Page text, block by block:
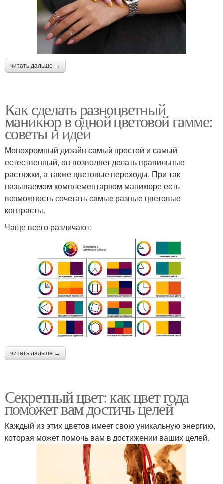
читать дальше →
Как сделать разноцветный
маникюр в одной цветовой гамме:
советы и идеи
Монохромный дизайн самый простой и самый
естественный, он позволяет делать правильные
растяжки, а также цветовые переходы. При так
называемом комплементарном маникюре есть
возможность сочетать самые разные цветовые
контрасты.
Чаще всего различают:
читать дальше →
Секретный цвет: как цвет года
поможет вам достичь целей
Каждый из этих цветов имеет свою уникальную энергию,
которая может помочь вам в достижении ваших целей.